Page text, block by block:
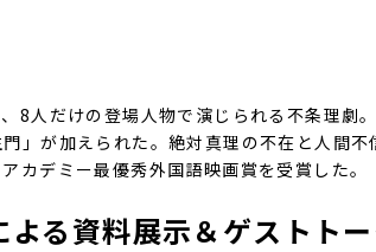
8人だけの登場人物で演じられる不条理
」が加えられた。絶対真理の不在と人間
カデミー最優秀外国語映画賞を受賞した。
る資料展示＆ゲストト